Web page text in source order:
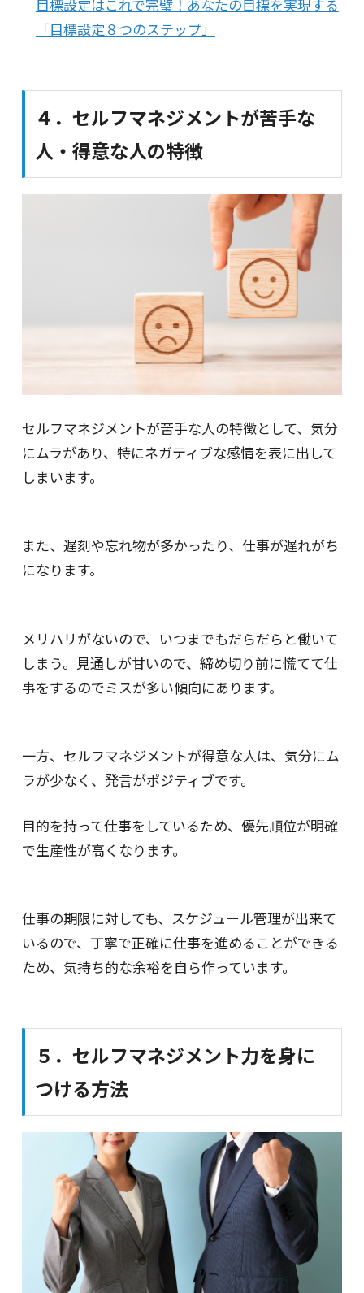
目標設定はこれで完璧！あなたの目標を実現する
「目標設定８つのステップ」
４．セルフマネジメントが苦手な
人・得意な人の特徴
セルフマネジメントが苦手な人の特徴として、気分
にムラがあり、特にネガティブな感情を表に出して
しまいます。
また、遅刻や忘れ物が多かったり、仕事が遅れがち
になります。
メリハリがないので、いつまでもだらだらと働いて
しまう。見通しが甘いので、締め切り前に慌てて仕
事をするのでミスが多い傾向にあります。
一方、セルフマネジメントが得意な人は、気分にム
ラが少なく、発言がポジティブです。
目的を持って仕事をしているため、優先順位が明確
で生産性が高くなります。
仕事の期限に対しても、スケジュール管理が出来て
いるので、丁寧で正確に仕事を進めることができる
ため、気持ち的な余裕を自ら作っています。
５．セルフマネジメント力を身に
つける方法